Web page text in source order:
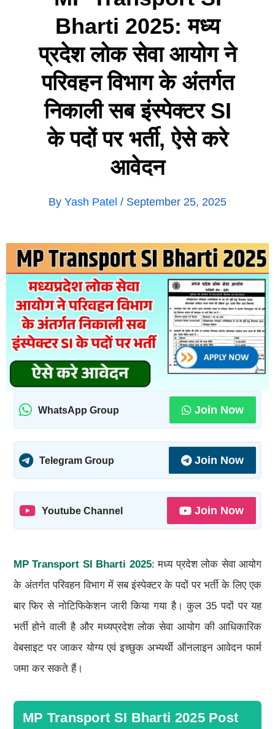
Bharti 2025: मध्य
प्रदेश लोक सेवा आयोग ने
परिवहन विभाग के अंतर्गत
निकाली सब इंस्पेक्टर SI
के पदों पर भर्ती, ऐसे करे
आवेदन
By Yash Patel / September 25, 2025
WhatsApp Group Join Now
Telegram Group Join Now
Youtube Channel Join Now
MP Transport SI Bharti 2025: मध्य प्रदेश लोक सेवा आयोग
के अंतर्गत परिवहन विभाग में सब इंस्पेक्टर के पदों पर भर्ती के लिए एक
बार फिर से नोटिफिकेशन जारी किया गया है। कुल 35 पदों पर यह
भर्ती होने वाली है और मध्यप्रदेश लोक सेवा आयोग की आधिकारिक
वेबसाइट पर जाकर योग्य एवं इच्छुक अभ्यर्थी ऑनलाइन आवेदन फार्म
जमा कर सकते हैं।
MP Transport SI Bharti 2025 Post